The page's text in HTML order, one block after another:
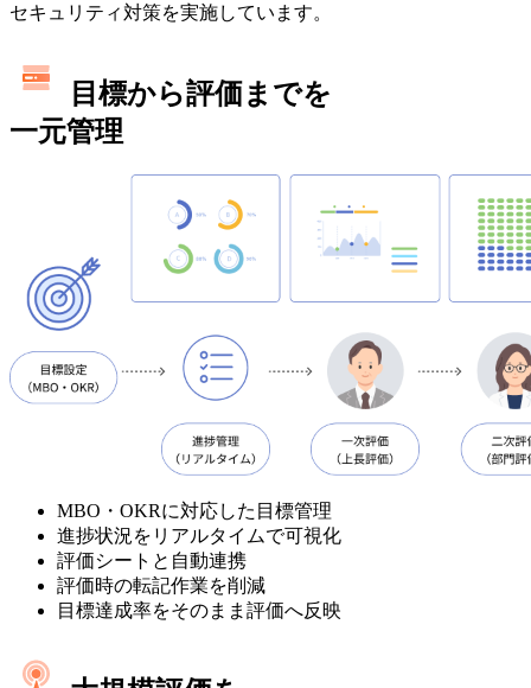
セキュリティ対策を実施しています。
目標から評価までを
一元管理
MBO・OKRに対応した目標管理
進捗状況をリアルタイムで可視化
評価シートと自動連携
評価時の転記作業を削減
目標達成率をそのまま評価へ反映